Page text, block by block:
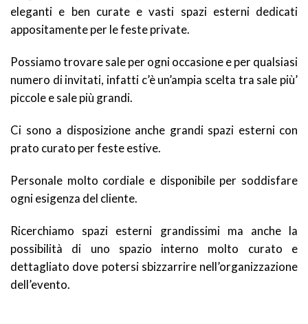
eleganti e ben curate e vasti spazi esterni dedicati
appositamente per le feste private.
Possiamo trovare sale per ogni occasione e per qualsiasi
numero di invitati, infatti c’è un’ampia scelta tra sale più’
piccole e sale più grandi.
Ci sono a disposizione anche grandi spazi esterni con
prato curato per feste estive.
Personale molto cordiale e disponibile per soddisfare
ogni esigenza del cliente.
Ricerchiamo spazi esterni grandissimi ma anche la
possibilità di uno spazio interno molto curato e
dettagliato dove potersi sbizzarrire nell’organizzazione
dell’evento.